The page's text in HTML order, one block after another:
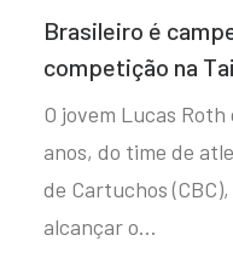
Brasileiro é
competição na
O jovem Lucas
anos, do time de
de Cartuchos
alcançar o…